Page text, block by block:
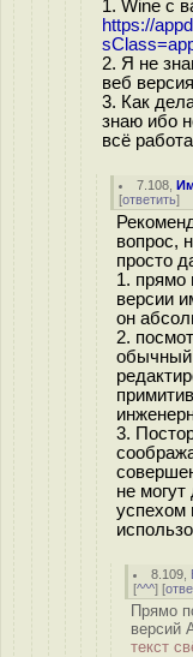
1. Wine с
https://
2. Я не
веб
3. Как
знаю ибо
всё
7.108 ,
[ответить]
вопрос,
просто
1. прямо
версии
он
2.
обычный
3.
не
успехом
8.109
[^^^] [
Прямо
версий
текст